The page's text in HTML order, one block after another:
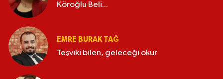
Köroğlu Beli...
EMRE BURAK TAĞ
Teşviki bilen, geleceği okur